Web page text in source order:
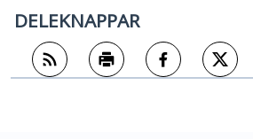
DELEKNAPPAR